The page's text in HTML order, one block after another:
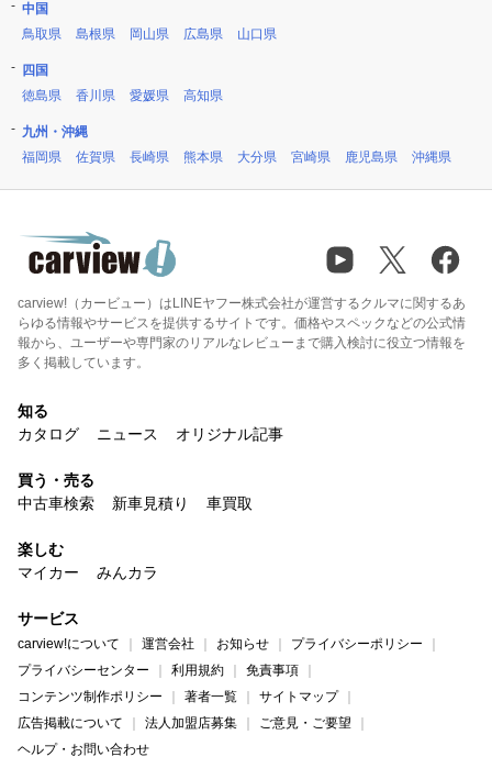
中国
鳥取県
島根県 岡山県 広島県 山口県
四国
徳島県
香川県 愛媛県 高知県
九州・沖縄
福岡県
佐賀県 長崎県 熊本県 大分県 宮崎県 鹿児島県 沖縄県
carview!（カービュー）はLINEヤフー株式会社が運営するクルマに関するあ
らゆる情報やサービスを提供するサイトです。価格やスペックなどの公式情
報から、ユーザーや専門家のリアルなレビューまで購入検討に役立つ情報を
多く掲載しています。
知る
カタログ
ニュース オリジナル記事
買う・売る
中古車検索
新車見積り 車買取
楽しむ
マイカー
みんカラ
サービス
carview!について 運営会社 お知らせ
プライバシーポリシー
プライバシーセンター
利用規約
免責事項
コンテンツ制作ポリシー
著者一覧
サイトマップ
広告掲載について
法人加盟店募集
ご意見・ご要望
ヘルプ・お問い合わせ